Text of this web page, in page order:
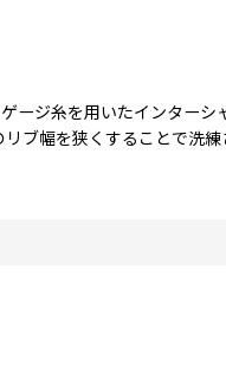
ージ糸を用いたインターシ
ブ幅を狭くすることで洗